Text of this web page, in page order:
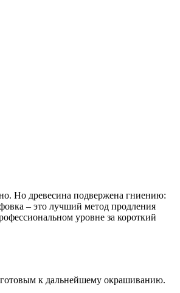
Но древесина подвержена гниению:
– это лучший метод продления
уровне за короткий
готовым к дальнейшему окрашиванию.